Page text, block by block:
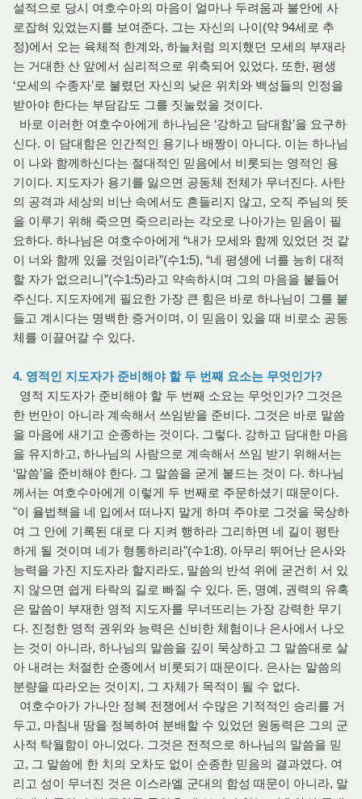
설적으로 당시 여호수아의 마음이 얼마나 두려움과 불안에 사
로잡혀 있었는지를 보여준다. 그는 자신의 나이(약 94세로 추
정)에서 오는 육체적 한계와, 하늘처럼 의지했던 모세의 부재라
는 거대한 산 앞에서 심리적으로 위축되어 있었다. 또한, 평생
‘모세의 수종자’로 불렸던 자신의 낮은 위치와 백성들의 인정을
받아야 한다는 부담감도 그를 짓눌렀을 것이다.
바로 이러한 여호수아에게 하나님은 ‘강하고 담대함’을 요구하
신다. 이 담대함은 인간적인 용기나 배짱이 아니다. 이는 하나님
이 나와 함께하신다는 절대적인 믿음에서 비롯되는 영적인 용
기이다. 지도자가 용기를 잃으면 공동체 전체가 무너진다. 사탄
의 공격과 세상의 비난 속에서도 흔들리지 않고, 오직 주님의 뜻
을 이루기 위해 죽으면 죽으리라는 각오로 나아가는 믿음이 필
요하다. 하나님은 여호수아에게 “내가 모세와 함께 있었던 것 같
이 너와 함께 있을 것임이라”(수1:5), “네 평생에 너를 능히 대적
할 자가 없으리니”(수1:5)라고 약속하시며 그의 마음을 붙들어
주신다. 지도자에게 필요한 가장 큰 힘은 바로 하나님이 그를 붙
들고 계시다는 명백한 증거이며, 이 믿음이 있을 때 비로소 공동
체를 이끌어갈 수 있다.
4. 영적인 지도자가 준비해야 할 두 번째 요소는 무엇인가?
영적 지도자가 준비해야 할 두 번째 소요는 무엇인가? 그것은
한 번만이 아니라 계속해서 쓰임받을 준비다. 그것은 바로 말씀
을 마음에 새기고 순종하는 것이다. 그렇다. 강하고 담대한 마음
을 유지하고, 하나님의 사람으로 계속해서 쓰임 받기 위해서는
‘말씀’을 준비해야 한다. 그 말씀을 굳게 붙드는 것이 다. 하나님
께서는 여호수아에게 이렇게 두 번째로 주문하셨기 때문이다.
"이 율법책을 네 입에서 떠나지 말게 하며 주야로 그것을 묵상하
여 그 안에 기록된 대로 다 지켜 행하라 그리하면 네 길이 평탄
하게 될 것이며 네가 형통하리라"(수1:8). 아무리 뛰어난 은사와
능력을 가진 지도자라 할지라도, 말씀의 반석 위에 굳건히 서 있
지 않으면 쉽게 타락의 길로 빠질 수 있다. 돈, 명예, 권력의 유혹
은 말씀이 부재한 영적 지도자를 무너뜨리는 가장 강력한 무기
다. 진정한 영적 권위와 능력은 신비한 체험이나 은사에서 나오
는 것이 아니라, 하나님의 말씀을 깊이 묵상하고 그 말씀대로 살
아 내려는 처절한 순종에서 비롯되기 때문이다. 은사는 말씀의
분량을 따라오는 것이지, 그 자체가 목적이 될 수 없다.
여호수아가 가나안 정복 전쟁에서 수많은 기적적인 승리를 거
두고, 마침내 땅을 정복하여 분배할 수 있었던 원동력은 그의 군
사적 탁월함이 아니었다. 그것은 전적으로 하나님의 말씀을 믿
고, 그 말씀에 한 치의 오차도 없이 순종한 믿음의 결과였다. 여
리고 성이 무너진 것은 이스라엘 군대의 함성 때문이 아니라, 말